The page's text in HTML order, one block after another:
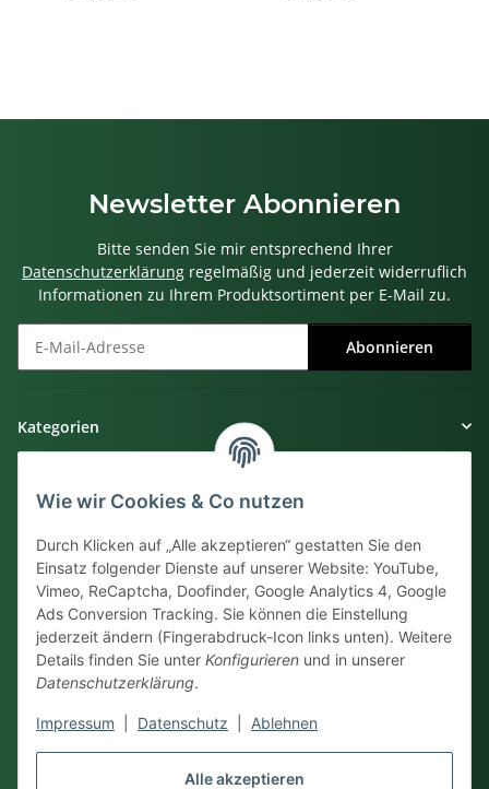
Alle akzeptieren
Wie wir Cookies & Co nutzen
Durch Klicken auf „Alle akzeptieren“ gestatten Sie den
Einsatz folgender Dienste auf unserer Website: YouTube,
Vimeo, ReCaptcha, Doofinder, Google Analytics 4, Google
Ads Conversion Tracking. Sie können die Einstellung
jederzeit ändern (Fingerabdruck-Icon links unten). Weitere
Details finden Sie unter Konfigurieren und in unserer
Datenschutzerklärung.
Impressum Datenschutz Ablehnen
Newsletter Abonnieren
Bitte senden Sie mir entsprechend Ihrer
Datenschutzerklärung regelmäßig und jederzeit widerruflich
Informationen zu Ihrem Produktsortiment per E-Mail zu.
Abonnieren
Kategorien
Informationen
Kundensupport
038735 - 81275
Mo - Fr. 8:00 bis 14:00 Uhr
Sie können uns auch eine Nachricht
perKontaktformularoderE-Mailhinterlassen.